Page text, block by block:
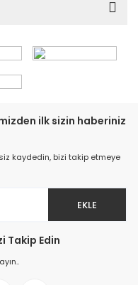
ilk sizin haberiniz
kaydedin, bizi takip etmeye
EKLE
Takip Edin